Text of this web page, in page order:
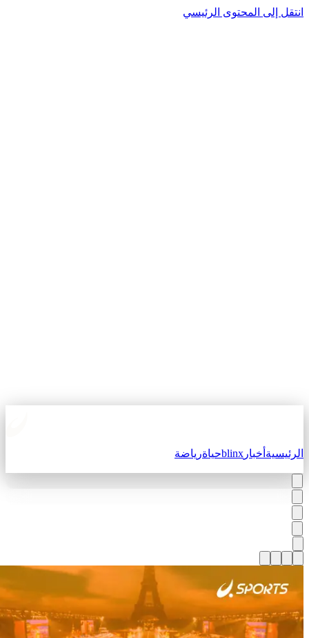
انتقل إلى المحتوى الرئيسي
الرئيسيةأخبارblinxحياةرياضة